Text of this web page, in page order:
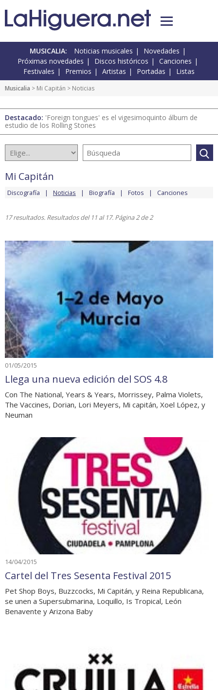
MUSICALIA: Noticias musicales
Novedades
Próximas novedades
Discos históricos
Canciones
Festivales
Premios Artistas Portadas Listas
Musicalia > Mi Capitán > Noticias
Destacado: 'Foreign tongues' es el vigesimoquinto álbum de
estudio de los Rolling Stones
Mi Capitán
Discografía Noticias Biografía Fotos Canciones
17 resultados. Resultados del 11 al 17. Página 2 de 2
01/05/2015
Llega una nueva edición del SOS 4.8
Con The National, Years & Years, Morrissey, Palma Violets,
The Vaccines, Dorian, Lori Meyers, Mi capitán, Xoel López, y
Neuman
14/04/2015
Cartel del Tres Sesenta Festival 2015
Pet Shop Boys, Buzzcocks, Mi Capitán, y Reina Republicana,
se unen a Supersubmarina, Loquillo, Is Tropical, León
Benavente y Arizona Baby